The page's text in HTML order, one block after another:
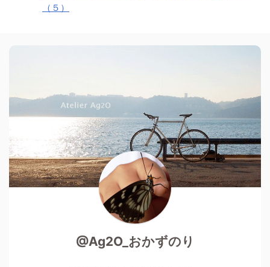
（５）
@Ag2O_おかずのり